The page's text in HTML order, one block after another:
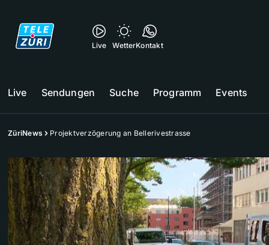
Live WetterKontakt
Live Sendungen Suche Programm Events
ZüriNews Projektverzögerung an Bellerivestrasse